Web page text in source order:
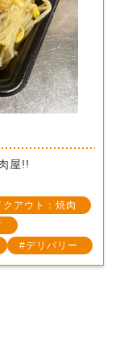
屋!!
クアウト：焼肉
デリバリー